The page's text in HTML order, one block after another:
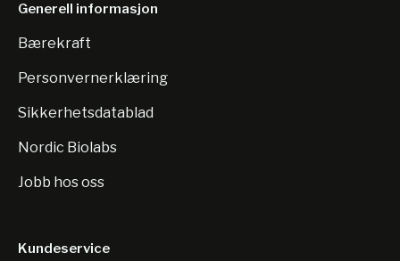
Generell informasjon
Bærekraft
Personvernerklæring
Sikkerhetsdatablad
Nordic Biolabs
Jobb hos oss
Kundeservice